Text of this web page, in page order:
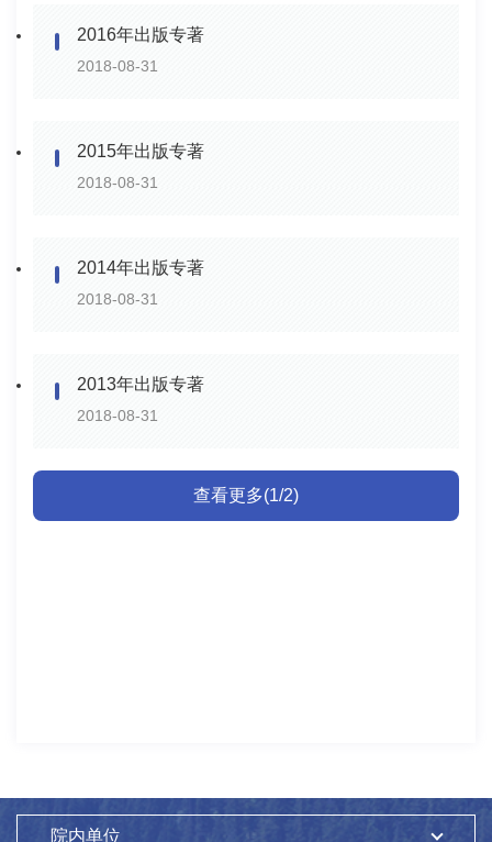
2016年出版专著
2018-08-31
2015年出版专著
2018-08-31
2014年出版专著
2018-08-31
2013年出版专著
2018-08-31
查看更多(1/2)
院内单位